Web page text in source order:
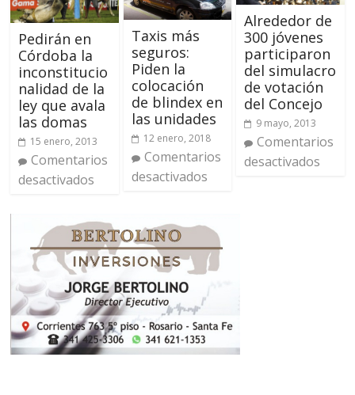
Pedirán en
Córdoba la
inconstitucio
nalidad de la
ley que avala
las domas
15 enero, 2013
Comentarios
desactivados
Taxis más
seguros:
Piden la
colocación
de blindex en
las unidades
12 enero, 2018
Comentarios
desactivados
Alrededor de
300 jóvenes
participaron
del simulacro
de votación
del Concejo
9 mayo, 2013
Comentarios
desactivados